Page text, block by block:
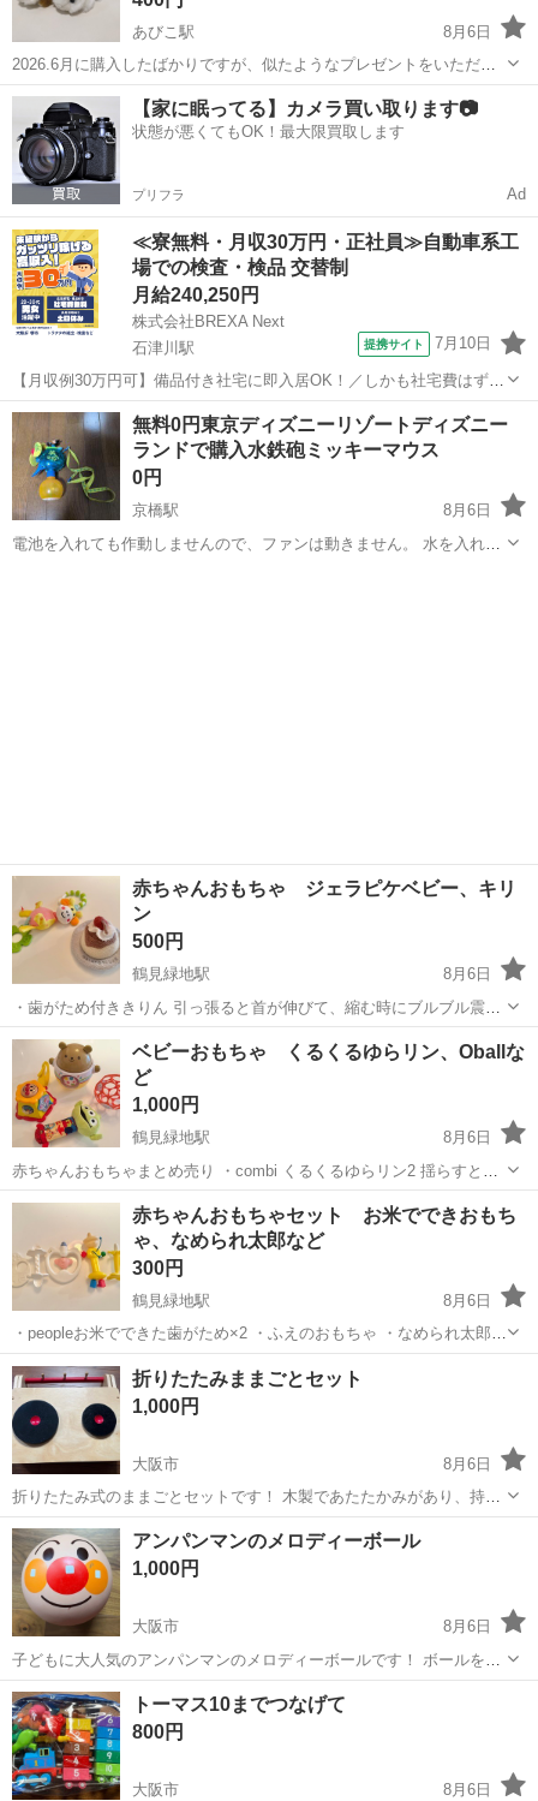
あびこ駅
8月6日
2026.6月に購入したばかりですが、似たようなプレゼントをいただい
たため、お譲りさせていただきます。 ふわふわの可愛いウサギちゃん
です♡
大阪 大阪市 あびこ駅 ベビー用品
【家に眠ってる】カメラ買い取ります📷
状態が悪くてもOK！最大限買取します
プリフラ Ad
≪寮無料・月収30万円・正社員≫自動車系工
場での検査・検品 交替制
月給240,250円
株式会社BREXA Next
石津川駅
提携サイト 7月10日
【月収例30万円可】備品付き社宅に即入居OK！／しかも社宅費はずっ
と無料♪／トラクタ本体の製造／資格経験不問★異業種からの転職活躍
中！／赴任旅費会社負担／工場まで無料送迎あり◎《大阪府堺市》 人
気の工場のお仕事 ◇トラクタ...
大阪 堺市 石津川駅 その他
無料0円東京ディズニーリゾートディズニー
ランドで購入水鉄砲ミッキーマウス
0円
京橋駅
8月6日
電池を入れても作動しませんので、ファンは動きません。 水を入れて
赤ちゃんおもちゃ ジェラピケベビー、キリ
ン
500円
鶴見緑地駅
8月6日
・歯がため付ききりん 引っ張ると首が伸びて、縮む時にブルブル震え
ます。 ・ジェラピケベビー プリンのおもちゃ 中に鈴が入っていて振
ると音が鳴ります。 数ヶ月使用しました。
大阪 守口市 鶴見緑地駅 ベビー用品 ジェラピケ
ベビーおもちゃ くるくるゆらリン、Oballな
ど
1,000円
鶴見緑地駅
8月6日
赤ちゃんおもちゃまとめ売り ・combi くるくるゆらリン2 揺らすと鈴
の音が鳴り、お腹の部分がくるくる回ります ・アンパンマンよくばり
ボックスミニ ・Oballレッド ・リトルグリーンメン ふりふりピッピ
振ったり...
大阪 守口市 鶴見緑地駅 ベビー用品
赤ちゃんおもちゃセット お米でできおもち
ゃ、なめられ太郎など
300円
鶴見緑地駅
8月6日
・peopleお米でできた歯がため×2 ・ふえのおもちゃ ・なめられ太郎
・バナナの歯がため 3ヶ月ほど使用しました。
大阪 守口市 鶴見緑地駅
折りたたみままごとセット
1,000円
大阪市
8月6日
折りたたみ式のままごとセットです！ 木製であたたかみがあり、持ち
運び可能なので子どもの好きな場所でままごとができます！ 背面の部
分が折り畳めるので、お片付けに時も場所をとりません。 コンロ裏の
ネジが緩くなっているため、テープ...
大阪 大阪市 ベビー用品
アンパンマンのメロディーボール
1,000円
大阪市
8月6日
子どもに大人気のアンパンマンのメロディーボールです！ ボールを転
がすとアンパンマンやバイキンマンがおしゃべりしたり、音楽が流れ
ます♪ アンパンマンと一緒にハイハイやひとり歩きを楽しみながら、
身体を動かせます。 ボール自体は...
大阪 大阪市 ベビー用品 ボール
トーマス10までつなげて
800円
大阪市
8月6日